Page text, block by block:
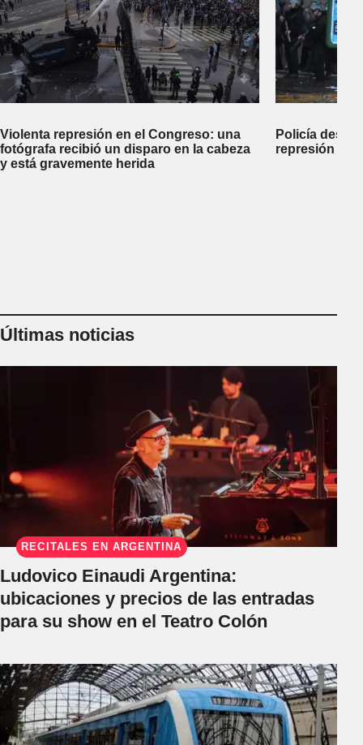
Violenta represión en el Congreso: una
fotógrafa recibió un disparo en la cabeza
y está gravemente herida
Policía
represión
Últimas noticias
RECITALES EN ARGENTINA
Ludovico Einaudi Argentina:
ubicaciones y precios de las entradas
para su show en el Teatro Colón